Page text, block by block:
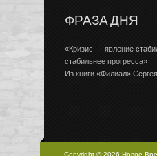
ФРАЗА ДНЯ
«Кризис — явление
стабильнее прогресса»
Из книги «Филиал»
Copyright © 2026 Новое